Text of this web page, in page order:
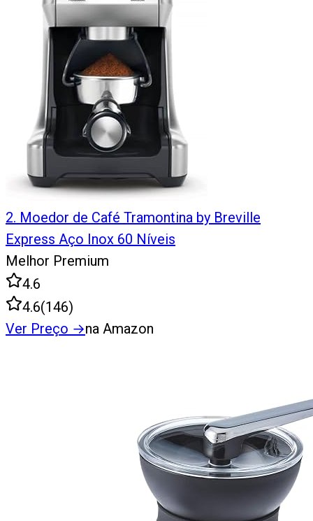
2. Moedor de Café Tramontina by Breville
Express Aço Inox 60 Níveis
Melhor Premium
4.6
4.6(146)
Ver Preço →na Amazon